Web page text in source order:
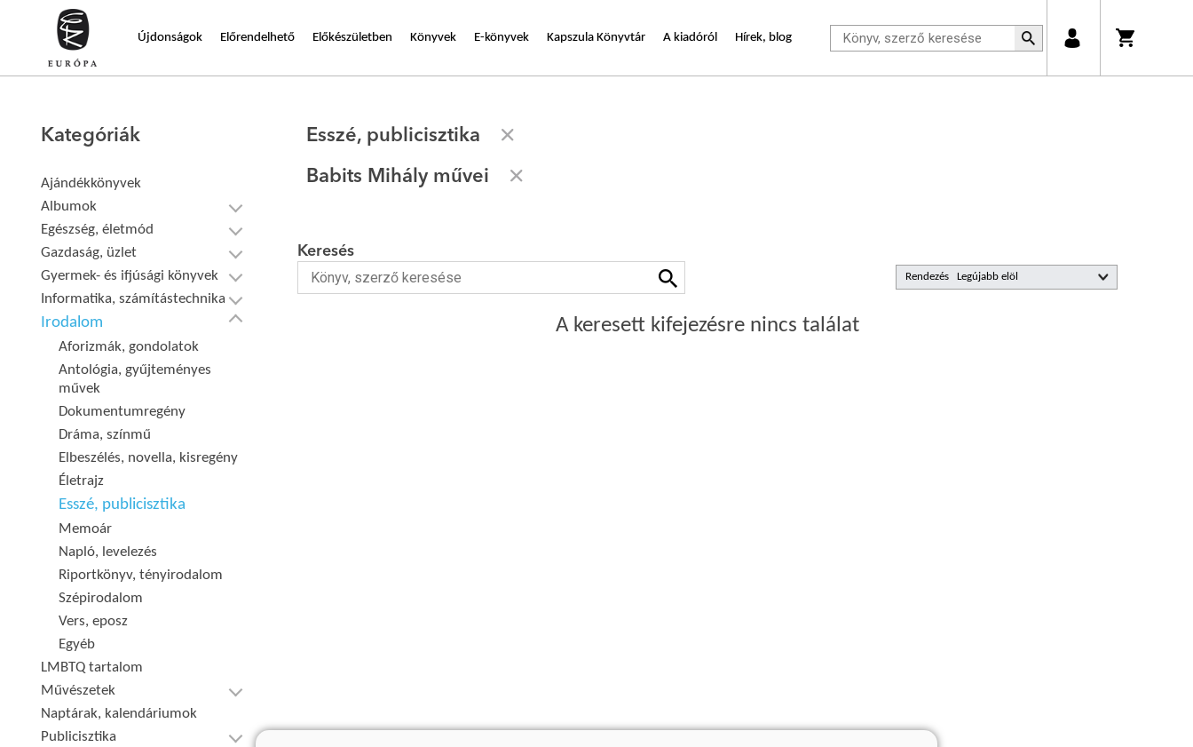
Újdonságok Előrendelhető Előkészületben Könyvek E-könyvek Kapszula Könyvtár A kiadóról Hírek, blog
Kategóriák
Ajándékkönyvek
Albumok
Egészség, életmód
Gazdaság, üzlet
Gyermek- és ifjúsági könyvek
Informatika, számítástechnika
Irodalom
Aforizmák, gondolatok
Antológia, gyűjteményes
művek
Dokumentumregény
Dráma, színmű
Elbeszélés, novella, kisregény
Életrajz
Esszé, publicisztika
Memoár
Napló, levelezés
Riportkönyv, tényirodalom
Szépirodalom
Vers, eposz
Egyéb
LMBTQ tartalom
Művészetek
Naptárak, kalendáriumok
Publicisztika
Esszé, publicisztika
Babits Mihály művei
Rendezés
Keresés
A keresett kifejezésre nincs találat